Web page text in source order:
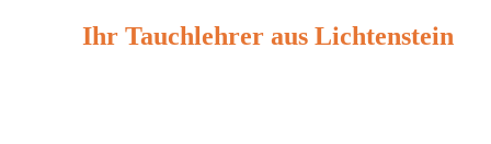
Ihr Tauchlehrer aus Lichtenstein